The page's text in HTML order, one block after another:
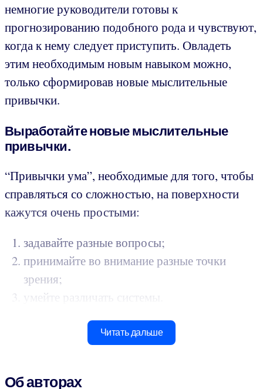
немногие руководители готовы к
прогнозированию подобного рода и чувствуют,
когда к нему следует приступить. Овладеть
этим необходимым новым навыком можно,
только сформировав новые мыслительные
привычки.
Выработайте новые мыслительные
привычки.
“Привычки ума”, необходимые для того, чтобы
справляться со сложностью, на поверхности
кажутся очень простыми:
задавайте разные вопросы;
принимайте во внимание разные точки
зрения;
умейте различать системы.
Читать дальше
Об авторах